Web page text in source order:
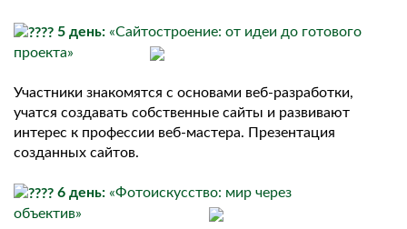
5 день: «Сайтостроение: от идеи до готового
проекта»
Участники знакомятся с основами веб-разработки,
учатся создавать собственные сайты и развивают
интерес к профессии веб-мастера. Презентация
созданных сайтов.
6 день: «Фотоискусство: мир через
объектив»